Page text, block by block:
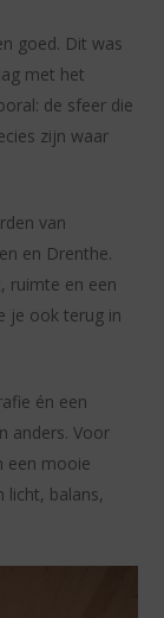
goed. Dit was
met het
de sfeer die
zijn waar
van
en Drenthe.
ruimte en een
je ook terug in
én een
anders. Voor
een mooie
licht, balans,